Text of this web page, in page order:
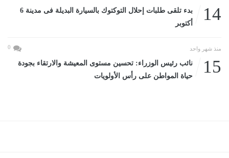
14
بدء تلقى طلبات إحلال التوكتوك بالسيارة البديلة فى مدينة 6
أكتوبر
منذ شهر واحد 0
15
نائب رئيس الوزراء: تحسين مستوى المعيشة والارتقاء بجودة
حياة المواطن على رأس الأولويات